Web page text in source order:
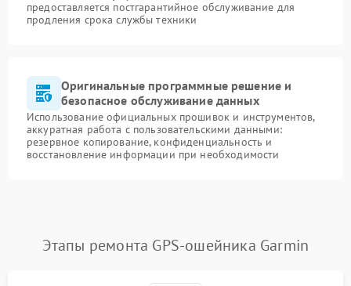
предоставляется постгарантийное обслуживание для
продления срока службы техники
Оригинальные программные решение и
безопасное обслуживание данных
Использование официальных прошивок и инструментов,
аккуратная работа с пользовательскими данными:
резервное копирование, конфиденциальность и
восстановление информации при необходимости
Этапы ремонта GPS-ошейника Garmin